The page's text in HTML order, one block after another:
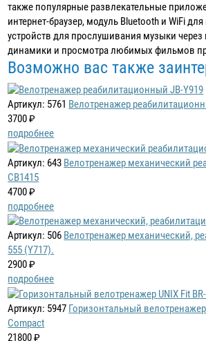
также популярные развлекательные
интернет-браузер, модуль Bluetooth и WiFi
устройств для прослушивания музыки
динамики и просмотра любимых фильмов
Возможно вас также
Артикул: 5761 Велотренажер
3700 ₽
подробнее
Артикул: 643 Велотренажер механический
CB1415
4700 ₽
подробнее
Артикул: 506 Велотренажер механический,
555 (Y717).
2900 ₽
подробнее
Артикул: 5947 Горизонтальный велотренажер
Compact
21800 ₽